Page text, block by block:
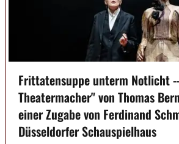
Frittatensuppe unterm Notlicht
Theatermacher" von Thomas
einer Zugabe von Ferdinand
Düsseldorfer Schauspielhaus